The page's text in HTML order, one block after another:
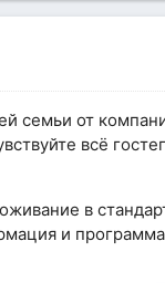
семьи от
всё
в
и